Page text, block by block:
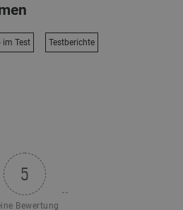
im Test Testberichte
5
Bewertung